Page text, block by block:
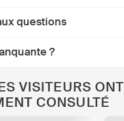
questions
?
VISITEURS ONT
CONSULTÉ